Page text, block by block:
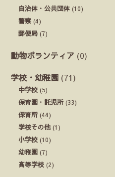
自治体・公共団体 (10)
警察 (4)
郵便局 (7)
動物ボランティア (0)
学校・幼稚園 (71)
中学校 (5)
保育園・託児所(33)
保育所(44)
学校その他 (1)
小学校 (10)
幼稚園 (7)
高等学校 (2)